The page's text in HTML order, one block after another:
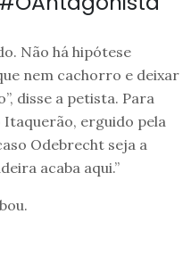
Não há hipótese
nem cachorro e deixar
disse a petista. Para
Itaquerão, erguido pela
Odebrecht seja a
acaba aqui.”